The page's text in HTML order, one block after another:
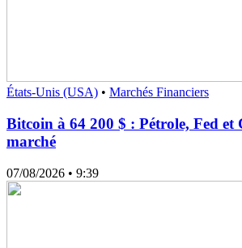
États-Unis (USA) • Marchés Financiers
Bitcoin à 64 200 $ : Pétrole, Fed et
marché
07/08/2026 • 9:39